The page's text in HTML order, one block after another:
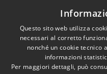
Dichiarazione di
Questo sito web utilizza
necessari al corretto
nonché un cookie tecnico
informazioni
Per maggiori dettagli, può